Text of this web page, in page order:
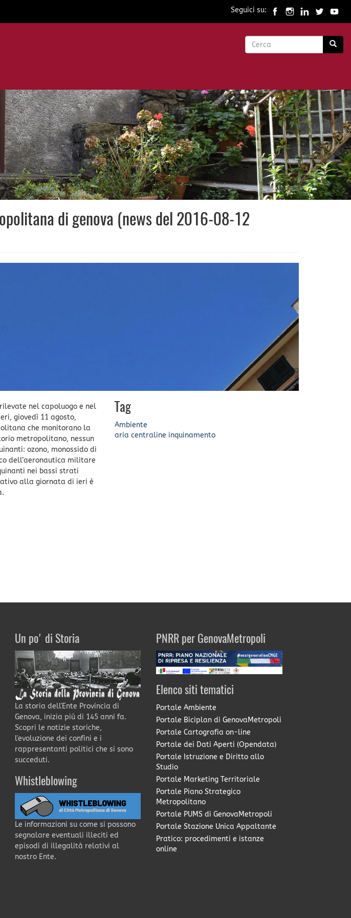
Seguici su:
Form
di genova (news del 2016-08-12
nel capoluogo e nel
giovedì 11 agosto,
che monitorano la
metropolitano, nessun
ozono, monossido di
dell’aeronautica militare
nei bassi strati
alla giornata di ieri è
Tag
Ambiente
aria centraline inquinamento
Un po' di Storia
La storia dell'Ente Provincia di
Genova, inizia più di 145 anni fa.
Scopri le notizie storiche,
l'evoluzione dei confini e i
rappresentanti politici che si sono
succeduti.
Whistleblowing
Le informazioni su come si possono
segnalare eventuali illeciti ed
episodi di illegalità relativi al
nostro Ente.
PNRR per GenovaMetropoli
Elenco siti tematici
Portale Ambiente
Portale Biciplan di GenovaMetropoli
Portale Cartografia on-line
Portale dei Dati Aperti (Opendata)
Portale Istruzione e Diritto allo
Studio
Portale Marketing Territoriale
Portale Piano Strategico
Metropolitano
Portale PUMS di GenovaMetropoli
Portale Stazione Unica Appaltante
Pratico: procedimenti e istanze
online